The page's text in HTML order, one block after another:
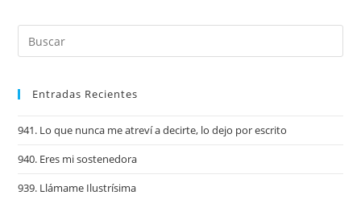
Entradas Recientes
941. Lo que nunca me atreví a decirte, lo dejo por escrito
940. Eres mi sostenedora
939. Llámame Ilustrísima